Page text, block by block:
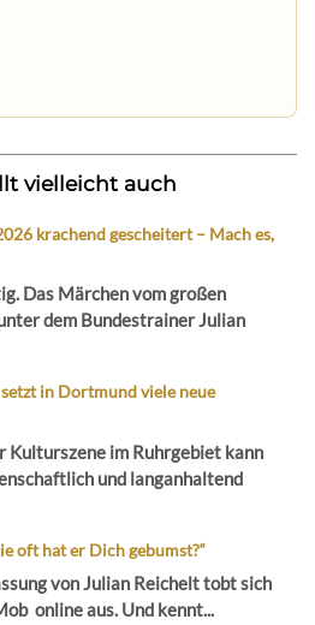
vielleicht auch
krachend gescheitert – Mach es,
Das Märchen vom großen
dem Bundestrainer Julian
in Dortmund viele neue
Kulturszene im Ruhrgebiet kann
und langanhaltend
oft hat er Dich gebumst?“
von Julian Reichelt tobt sich
online aus. Und kennt...